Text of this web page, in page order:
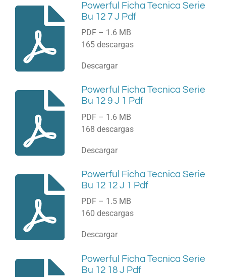
Powerful Ficha Tecnica Serie
Bu 12 7 J Pdf
PDF – 1.6 MB
165 descargas
Descargar
Powerful Ficha Tecnica Serie
Bu 12 9 J 1 Pdf
PDF – 1.6 MB
168 descargas
Descargar
Powerful Ficha Tecnica Serie
Bu 12 12 J 1 Pdf
PDF – 1.5 MB
160 descargas
Descargar
Powerful Ficha Tecnica Serie
Bu 12 18 J Pdf